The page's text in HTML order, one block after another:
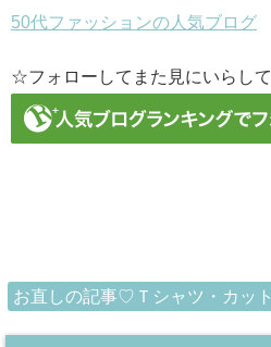
50代ファッションの人気ブログ
☆フォローしてまた見にいらして
お直しの記事♡Ｔシャツ・カッ